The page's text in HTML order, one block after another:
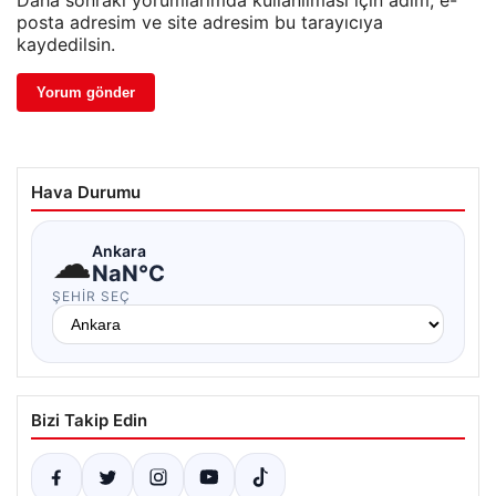
posta adresim ve site adresim bu tarayıcıya
kaydedilsin.
Hava Durumu
☁Ankara
NaN°C
ŞEHIR SEÇ
Bizi Takip Edin